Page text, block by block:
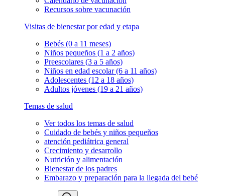
Recursos sobre vacunación
Visitas de bienestar por edad y etapa
Bebés (0 a 11 meses)
Niños pequeños (1 a 2 años)
Preescolares (3 a 5 años)
Niños en edad escolar (6 a 11 años)
Adolescentes (12 a 18 años)
Adultos jóvenes (19 a 21 años)
Temas de salud
Ver todos los temas de salud
Cuidado de bebés y niños pequeños
atención pediátrica general
Crecimiento y desarrollo
Nutrición y alimentación
Bienestar de los padres
Embarazo y preparación para la llegada del bebé